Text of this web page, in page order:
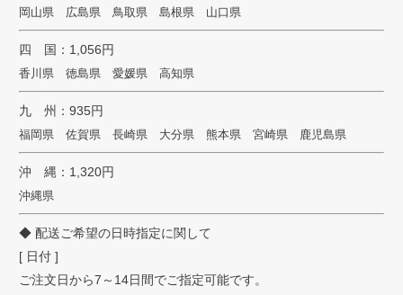
岡山県 広島県 鳥取県 島根県 山口県
四 国：1,056円
香川県 徳島県 愛媛県 高知県
九 州：935円
福岡県 佐賀県 長崎県 大分県 熊本県 宮崎県 鹿児島県
沖 縄：1,320円
沖縄県
◆ 配送ご希望の日時指定に関して
[ 日付 ]
ご注文日から7～14日間でご指定可能です。